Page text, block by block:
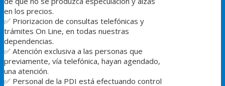
en los precios.
✅ Priorizacion de consultas telefónicas y
trámites On Line, en todas nuestras
dependencias.
✅ Atención exclusiva a las personas que
previamente, vía telefónica, hayan agendado,
una atención.
✅ Personal de la PDI está efectuando control